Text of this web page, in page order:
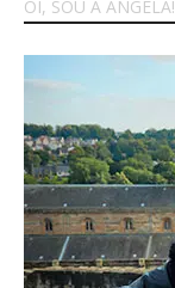
OI, SOU A ANGELA!